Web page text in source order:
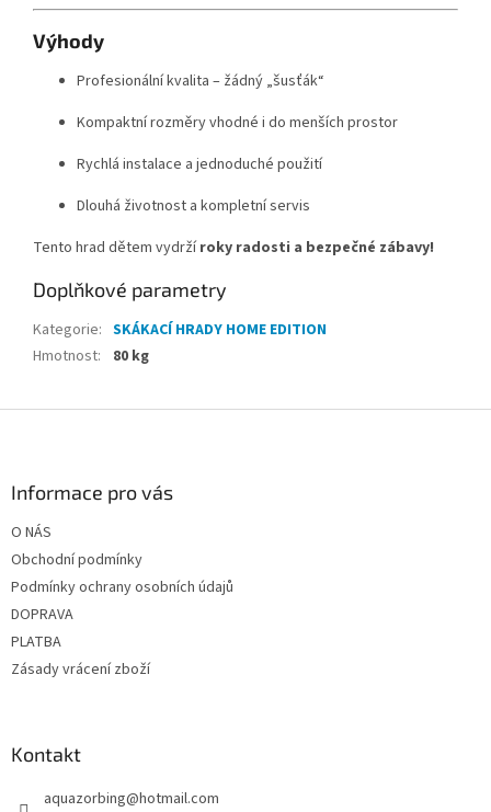
Výhody
Profesionální kvalita – žádný „šusťák“
Kompaktní rozměry vhodné i do menších prostor
Rychlá instalace a jednoduché použití
Dlouhá životnost a kompletní servis
Tento hrad dětem vydrží roky radosti a bezpečné zábavy!
Doplňkové parametry
Kategorie: SKÁKACÍ HRADY HOME EDITION
Hmotnost: 80 kg
Informace pro vás
O NÁS
Obchodní podmínky
Podmínky ochrany osobních údajů
DOPRAVA
PLATBA
Zásady vrácení zboží
Kontakt
aquazorbing@hotmail.com